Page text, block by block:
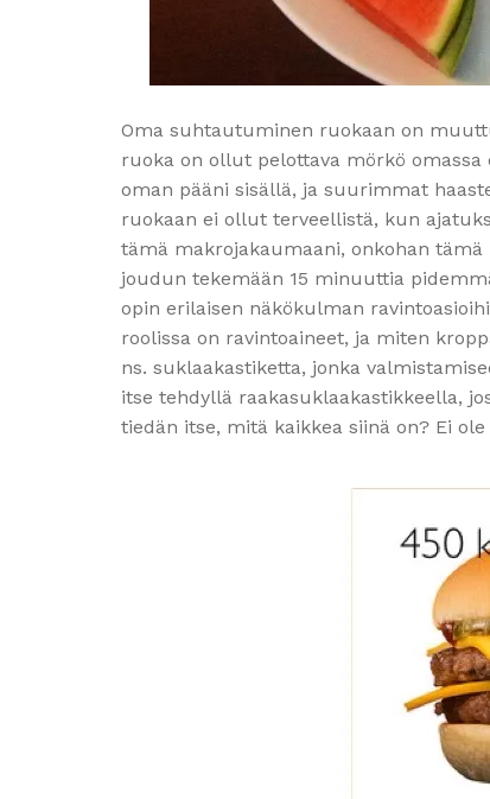
Oma suhtautuminen ruokaan on
ruoka on ollut pelottava mörkö
oman pääni sisällä, ja suurimmat
ruokaan ei ollut terveellistä, kun
tämä makrojakaumaani, onkohan
joudun tekemään 15 minuuttia
opin erilaisen näkökulman
roolissa on ravintoaineet, ja miten
ns. suklaakastiketta, jonka
itse tehdyllä raakasuklaakastikkeella,
tiedän itse, mitä kaikkea siinä on? Ei